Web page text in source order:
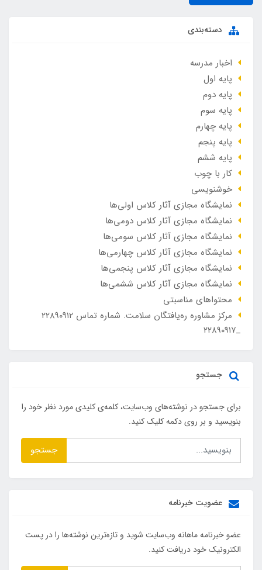
دسته‌بندی
اخبار مدرسه
پایه اول
پایه دوم
پایه سوم
پایه چهارم
پایه پنجم
پایه ششم
کار با چوب
خوشنویسی
نمایشگاه مجازی آثار کلاس اولی‌ها
نمایشگاه مجازی آثار کلاس دومی‌ها
نمایشگاه مجازی آثار کلاس سومی‌ها
نمایشگاه مجازی آثار کلاس چهارمی‌ها
نمایشگاه مجازی آثار کلاس پنجمی‌ها
نمایشگاه مجازی آثار کلاس ششمی‌ها
محتواهای مناسبتی
مرکز مشاوره ره‌یافتگان سلامت. شماره تماس ۲۲۸۹۰۹۱۲
_۲۲۸۹۰۹۱۷
جستجو
برای جستجو در نوشته‌های وب‌سایت، کلمه‌ی کلیدی مورد نظر خود را
بنویسید و بر روی دکمه کلیک کنید.
جستجو
عضویت خبرنامه
عضو خبرنامه ماهانه وب‌سایت شوید و تازه‌ترین نوشته‌ها را در پست
الکترونیک خود دریافت کنید.